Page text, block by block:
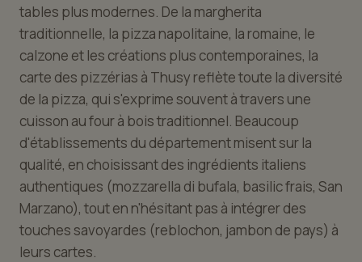
tables plus modernes. De la margherita
traditionnelle, la pizza napolitaine, la romaine, le
calzone et les créations plus contemporaines, la
carte des pizzérias à Thusy reflète toute la diversité
de la pizza, qui s'exprime souvent à travers une
cuisson au four à bois traditionnel. Beaucoup
d'établissements du département misent sur la
qualité, en choisissant des ingrédients italiens
authentiques (mozzarella di bufala, basilic frais, San
Marzano), tout en n'hésitant pas à intégrer des
touches savoyardes (reblochon, jambon de pays) à
leurs cartes.